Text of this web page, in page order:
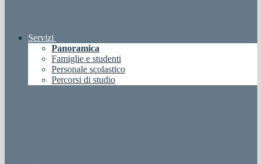
Servizi
Panoramica
Famiglie e studenti
Personale scolastico
Percorsi di studio